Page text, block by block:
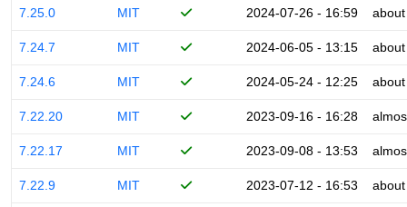
7.25.0 MIT 2024-07-26 - 16:59
7.24.7 MIT 2024-06-05 - 13:15
7.24.6 MIT 2024-05-24 - 12:25
7.22.20 MIT 2023-09-16 - 16:28
7.22.17 MIT 2023-09-08 - 13:53
7.22.9 MIT 2023-07-12 - 16:53